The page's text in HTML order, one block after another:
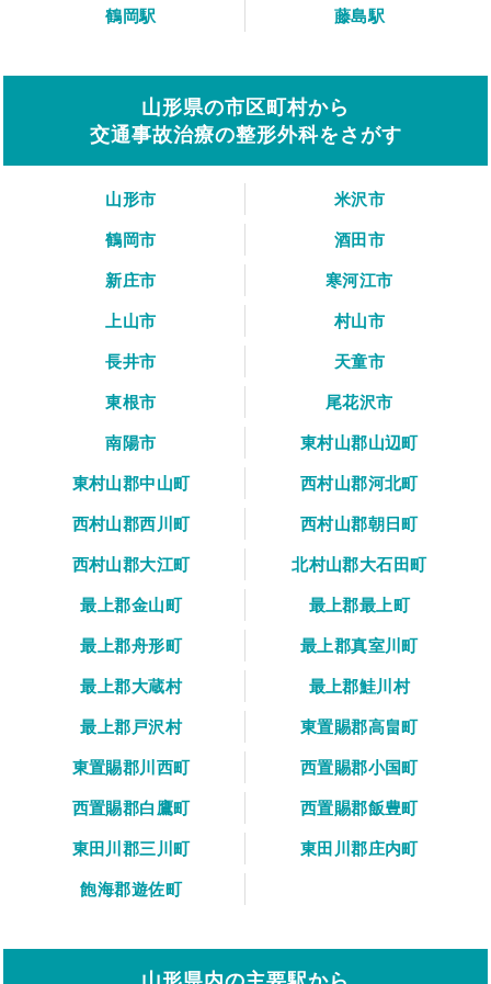
鶴岡駅
藤島駅
山形県の市区町村から
交通事故治療の整形外科をさがす
山形市
米沢市
鶴岡市
酒田市
新庄市
寒河江市
上山市
村山市
長井市
天童市
東根市
尾花沢市
南陽市
東村山郡山辺町
東村山郡中山町
西村山郡河北町
西村山郡西川町
西村山郡朝日町
西村山郡大江町
北村山郡大石田町
最上郡金山町
最上郡最上町
最上郡舟形町
最上郡真室川町
最上郡大蔵村
最上郡鮭川村
最上郡戸沢村
東置賜郡高畠町
東置賜郡川西町
西置賜郡小国町
西置賜郡白鷹町
西置賜郡飯豊町
東田川郡三川町
東田川郡庄内町
飽海郡遊佐町